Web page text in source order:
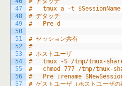
47
48
49
50
51
52
53
54
55
56
57
#	tmux a -t $SessionName
# デタッチ
#	Pre d
# セッション共有
#
# ホストユーザ
#	tmux -S /tmp/tmux-
#	chmod 777 /tmp/tmux-
#	Pre :rename
# ゲストユーザ（ホストユーザの